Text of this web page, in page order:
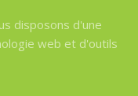
disposons d'une
web et d'outils